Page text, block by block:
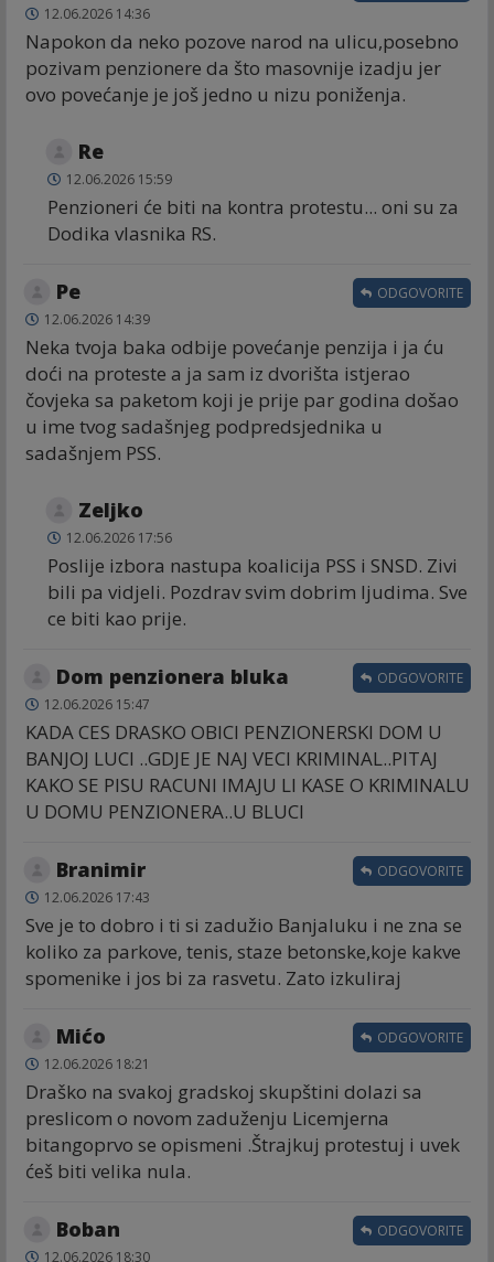
12.06.2026 14:36
Napokon da neko pozove narod na ulicu,posebno
pozivam penzionere da što masovnije izadju jer
ovo povećanje je još jedno u nizu poniženja.
Re
12.06.2026 15:59
Penzioneri će biti na kontra protestu... oni su za
Dodika vlasnika RS.
Ре
12.06.2026 14:39
Neka tvoja baka odbije povećanje penzija i ja ću
doći na proteste a ja sam iz dvorišta istjerao
čovjeka sa paketom koji je prije par godina došao
u ime tvog sadašnjeg podpredsjednika u
sadašnjem PSS.
ODGOVORITE
Zeljko
12.06.2026 17:56
Poslije izbora nastupa koalicija PSS i SNSD. Zivi
bili pa vidjeli. Pozdrav svim dobrim ljudima. Sve
ce biti kao prije.
Dom penzionera bluka
12.06.2026 15:47
KADA CES DRASKO OBICI PENZIONERSKI DOM U
BANJOJ LUCI ..GDJE JE NAJ VECI KRIMINAL..PITAJ
KAKO SE PISU RACUNI IMAJU LI KASE O KRIMINALU
U DOMU PENZIONERA..U BLUCI
ODGOVORITE
Branimir
12.06.2026 17:43
Sve je to dobro i ti si zadužio Banjaluku i ne zna se
koliko za parkove, tenis, staze betonske,koje kakve
spomenike i jos bi za rasvetu. Zato izkuliraj
ODGOVORITE
Mićo
12.06.2026 18:21
Draško na svakoj gradskoj skupštini dolazi sa
preslicom o novom zaduženju Licemjerna
bitangoprvo se opismeni .Štrajkuj protestuj i uvek
ćeš biti velika nula.
ODGOVORITE
Boban
12.06.2026 18:30
ODGOVORITE